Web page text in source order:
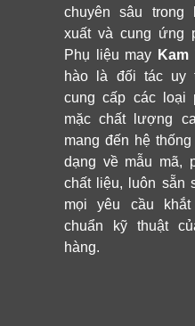
chuyên sâu trong
xuất và cung ứng
Phụ liệu may Kam
hào là đối tác uy
cung cấp các loại
mặc chất lượng
mang đến hệ
dạng về mẫu mã,
chất liệu, luôn sẵn
mọi yêu cầu
chuẩn kỹ thuật
hàng.